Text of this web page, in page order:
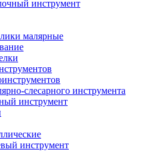
инструмент
малярные
слесарного инструмента
инструмент
инструмент